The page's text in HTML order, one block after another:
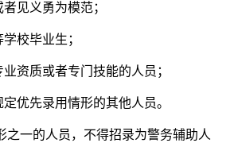
见义勇为模范；
校毕业生；
质或者专门技能的人员；
先录用情形的其他人员。
一的人员，不得招录为警务辅助人